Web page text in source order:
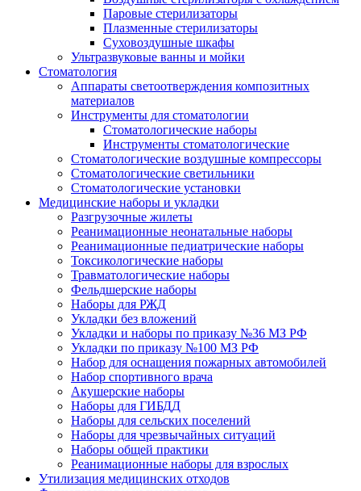
Паровые стерилизаторы
Плазменные стерилизаторы
Суховоздушные шкафы
Ультразвуковые ванны и мойки
Стоматология
Аппараты светоотверждения композитных
материалов
Инструменты для стоматологии
Стоматологические наборы
Инструменты стоматологические
Стоматологические воздушные компрессоры
Стоматологические светильники
Стоматологические установки
Медицинские наборы и укладки
Разгрузочные жилеты
Реанимационные неонатальные наборы
Реанимационные педиатрические наборы
Токсикологические наборы
Травматологические наборы
Фельдшерские наборы
Наборы для РЖД
Укладки без вложений
Укладки и наборы по приказу №36 МЗ РФ
Укладки по приказу №100 МЗ РФ
Набор для оснащения пожарных автомобилей
Набор спортивного врача
Акушерские наборы
Наборы для ГИБДД
Наборы для сельских поселений
Наборы для чрезвычайных ситуаций
Наборы общей практики
Реанимационные наборы для взрослых
Утилизация медицинских отходов